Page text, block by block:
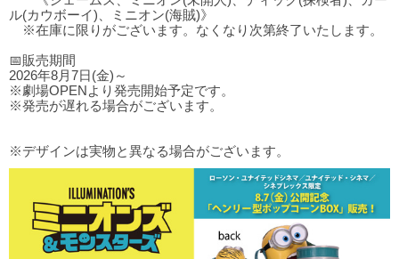
ル(カウボーイ)、ミニオン(海賊)》
※在庫に限りがございます。なくなり次第終了いたします。
📅販売期間
2026年8月7日(金)～
※劇場OPENより発売開始予定です。
※発売が遅れる場合がございます。
※デザインは実物と異なる場合がございます。